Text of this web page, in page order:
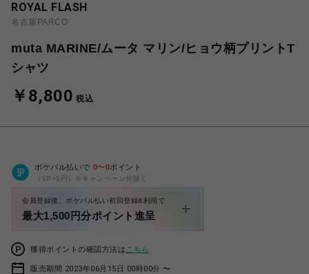
ROYAL FLASH
名古屋PARCO
muta MARINE/ムータ マリン/ヒョウ柄プリントT
シャツ
￥8,800 税込
ポケパル払いで 0〜0ポイント
（1P=1円）※キャンペーン分除く
会員登録後、ポケパル払い初回登録&利用で
最大1,500円分ポイント進呈
獲得ポイントの確認方法は こちら
販売期間 2023年06月15日 00時00分 〜